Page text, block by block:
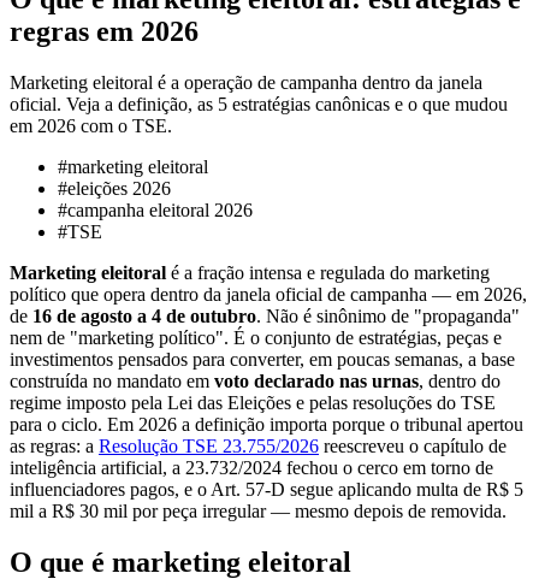
regras em 2026
Marketing eleitoral é a operação de campanha dentro da janela
oficial. Veja a definição, as 5 estratégias canônicas e o que mudou
em 2026 com o TSE.
#marketing eleitoral
#eleições 2026
#campanha eleitoral 2026
#TSE
Marketing eleitoral é a fração intensa e regulada do marketing
político que opera dentro da janela oficial de campanha — em 2026,
de 16 de agosto a 4 de outubro. Não é sinônimo de "propaganda"
nem de "marketing político". É o conjunto de estratégias, peças e
investimentos pensados para converter, em poucas semanas, a base
construída no mandato em voto declarado nas urnas, dentro do
regime imposto pela Lei das Eleições e pelas resoluções do TSE
para o ciclo. Em 2026 a definição importa porque o tribunal apertou
as regras: a Resolução TSE 23.755/2026 reescreveu o capítulo de
inteligência artificial, a 23.732/2024 fechou o cerco em torno de
influenciadores pagos, e o Art. 57-D segue aplicando multa de R$ 5
mil a R$ 30 mil por peça irregular — mesmo depois de removida.
O que é marketing eleitoral